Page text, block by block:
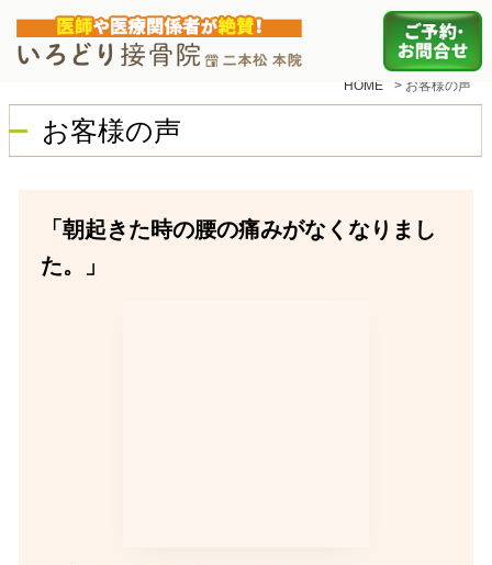
HOME > お客様の声
お客様の声
「朝起きた時の腰の痛みがなくなりまし
た。」